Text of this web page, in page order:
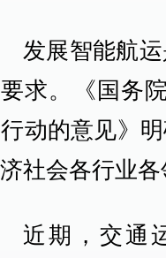
发展智能航
求。《国务
动的意见》
社会各行业各
近期，交通